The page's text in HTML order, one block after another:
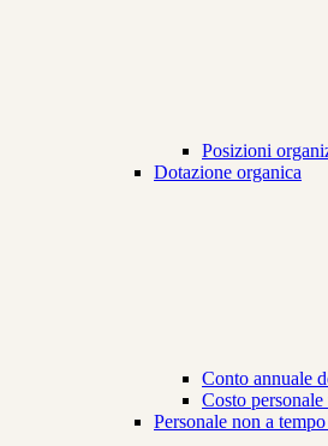
Posizioni
Dotazione organica
Conto annuale
Costo
Personale non a